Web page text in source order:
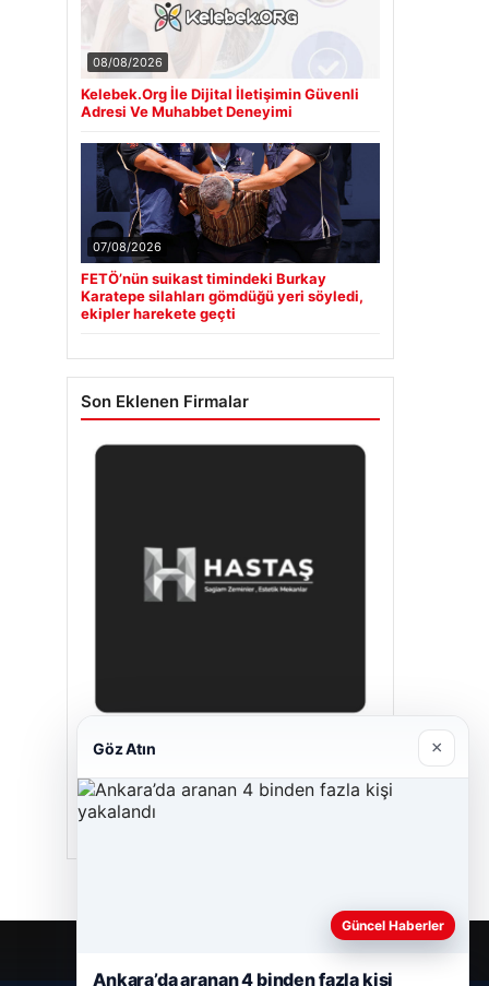
08/08/2026
Kelebek.Org İle Dijital İletişimin Güvenli
Adresi Ve Muhabbet Deneyimi
07/08/2026
FETÖ’nün suikast timindeki Burkay
Karatepe silahları gömdüğü yeri söyledi,
ekipler harekete geçti
Son Eklenen Firmalar
Enes Kaplan Avukatlık Bürosu
28/04/2026
Göz Atın ×
Güncel Haberler
Ankara’da aranan 4 binden fazla kişi